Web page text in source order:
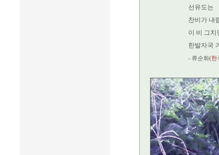
선유도는
찬비가 내
이 비 그치
한발자국
- 류순화(한